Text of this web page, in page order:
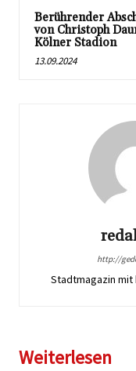
Berührender
von Christoph
Kölner Stadion
13.09.2024
http://
Stadtmagazin
Weiterlesen